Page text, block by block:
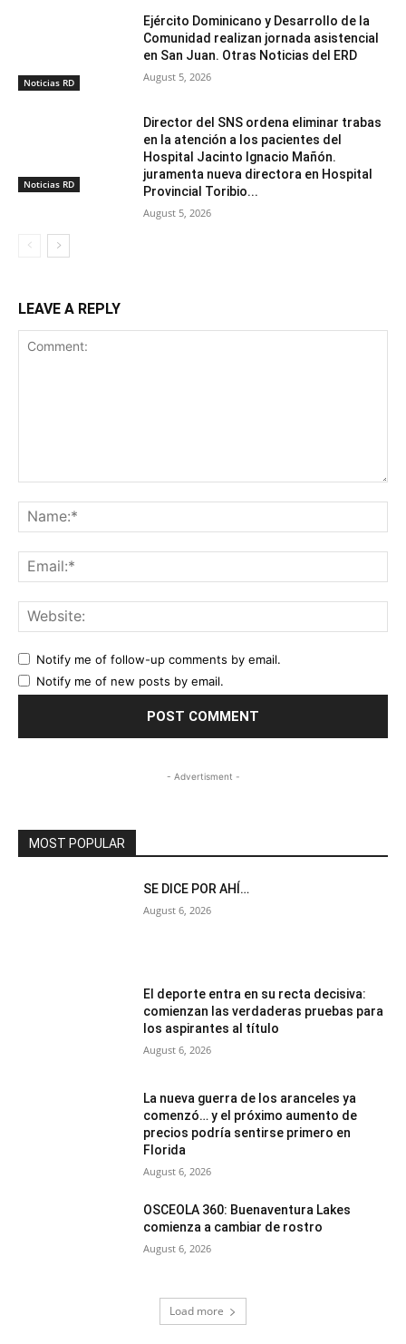
Noticias RD
Ejército Dominicano y Desarrollo de la
Comunidad realizan jornada asistencial
en San Juan. Otras Noticias del ERD
August 5, 2026
Noticias RD
Director del SNS ordena eliminar trabas
en la atención a los pacientes del
Hospital Jacinto Ignacio Mañón.
juramenta nueva directora en Hospital
Provincial Toribio...
August 5, 2026
LEAVE A REPLY
Notify me of follow-up comments by email.
Notify me of new posts by email.
- Advertisment -
MOST POPULAR
SE DICE POR AHÍ…
August 6, 2026
El deporte entra en su recta decisiva:
comienzan las verdaderas pruebas para
los aspirantes al título
August 6, 2026
La nueva guerra de los aranceles ya
comenzó… y el próximo aumento de
precios podría sentirse primero en
Florida
August 6, 2026
OSCEOLA 360: Buenaventura Lakes
comienza a cambiar de rostro
August 6, 2026
Load more